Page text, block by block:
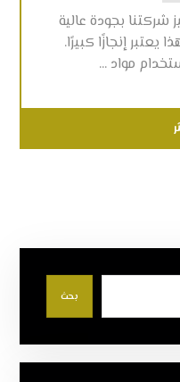
بجودة عالية
إنجازًا كبيرًا.
مواد ...
بحث